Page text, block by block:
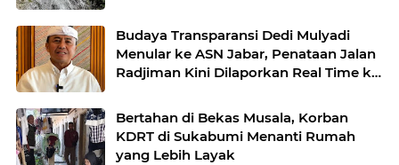
Budaya Transparansi Dedi Mulyadi
Menular ke ASN Jabar, Penataan Jalan
Radjiman Kini Dilaporkan Real Time ke
Bertahan di Bekas Musala, Korban
KDRT di Sukabumi Menanti Rumah
yang Lebih Layak